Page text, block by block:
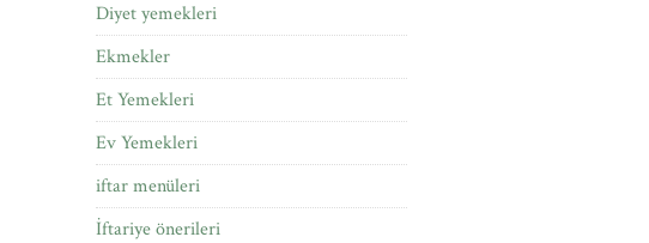
Diyet yemekleri
Ekmekler
Et Yemekleri
Ev Yemekleri
iftar menüleri
İftariye önerileri